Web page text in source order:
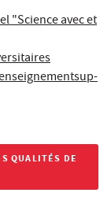
"Science avec et
QUALITÉS DE